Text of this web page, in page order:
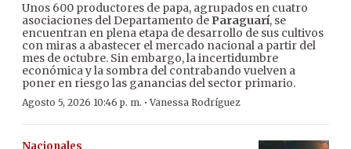
Unos 600 productores de papa, agrupados en cuatro
asociaciones del Departamento de Paraguarí, se
encuentran en plena etapa de desarrollo de sus cultivos
con miras a abastecer el mercado nacional a partir del
mes de octubre. Sin embargo, la incertidumbre
económica y la sombra del contrabando vuelven a
poner en riesgo las ganancias del sector primario.
Agosto 5, 2026 10:46 p. m. ·Vanessa Rodríguez